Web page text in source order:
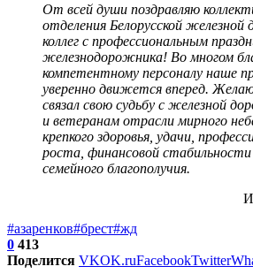
От всей души поздравляю
отделения Белорусской железной
коллег с профессиональным
железнодорожника! Во многом
компетентному персоналу наше
уверенно движется вперед.
связал свою судьбу с железной
и ветеранам отрасли мирного
крепкого здоровья, удачи,
роста, финансовой стабильности
семейного благополучия.
#азаренков#брест#жд
0 413
Поделится VKOK.ruFacebookTwitter